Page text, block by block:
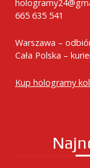
665 635 541
Warszawa –
Cała Polska –
Kup hologramy